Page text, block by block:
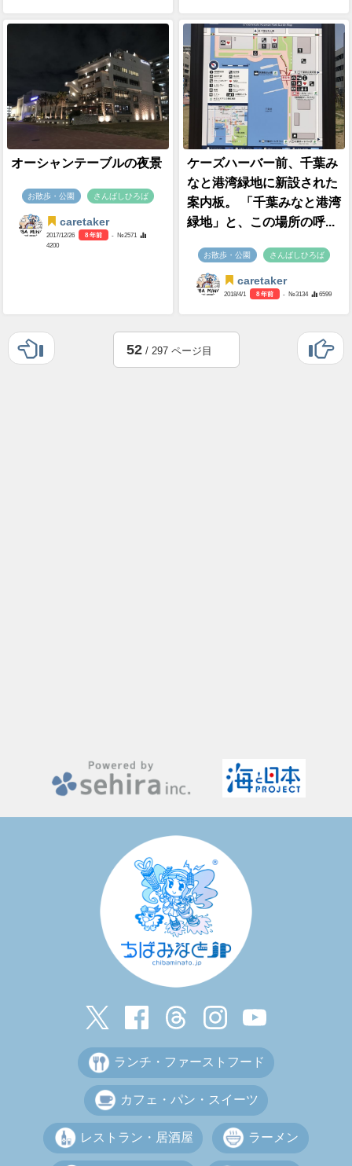
オーシャンテーブルの夜景
お散歩・公園 さんばしひろば
caretaker
2017/12/26 8 年前
- №2571
4200
ケーズハーバー前、千葉み
なと港湾緑地に新設された
案内板。 「千葉みなと港湾
緑地」と、この場所の呼...
お散歩・公園 さんばしひろば
caretaker
2018/4/1 8 年前 - №3134 6599
52/ 297 ページ目
ランチ・ファーストフード
カフェ・パン・スイーツ
レストラン・居酒屋 ラーメン